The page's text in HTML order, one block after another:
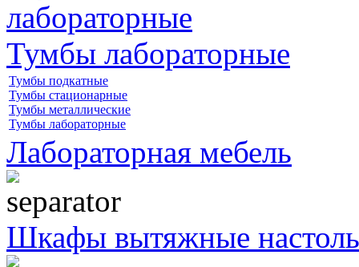
Тумбы лабораторные
Тумбы подкатные
Тумбы стационарные
Тумбы металлические
Тумбы лабораторные
Лабораторная мебель
Шкафы вытяжные